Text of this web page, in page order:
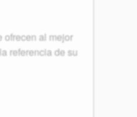
ofrecen al mejor
referencia de su